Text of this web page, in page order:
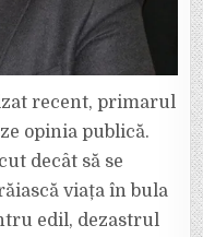
recent, primarul
opinia publică.
decât să se
viața în bula
edil, dezastrul